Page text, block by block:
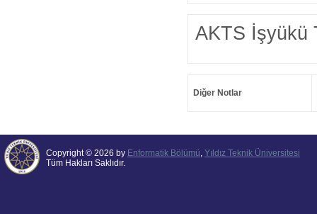
AKTS İşyükü
Diğer Notlar
Copyright © 2026 by Enformatik Bölümü, Yıldız Teknik Üniversitesi
Tüm Hakları Saklıdır.